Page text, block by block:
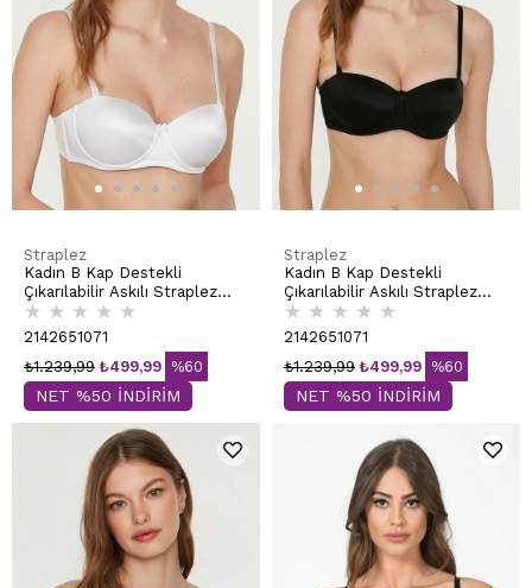
Straplez
Kadın B Kap Destekli
Çıkarılabilir Askılı Straplez
Basic Sütyen | Beyaz 7055
★ ★ ★ ★ ★
2142651071
₺499,99
₺1.239,99 %60
NET %50 İNDİRİM
Straplez
Kadın B Kap Destekli
Çıkarılabilir Askılı Straplez
Basic Sütyen | Siyah 7055
★ ★ ★ ★ ★
2142651071
₺499,99
₺1.239,99 %60
NET %50 İNDİRİM